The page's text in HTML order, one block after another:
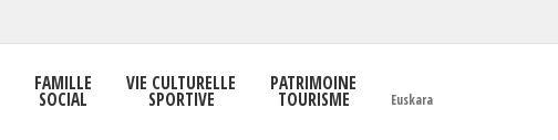
FAMILLE
SOCIAL
VIE CULTURELLE
SPORTIVE
PATRIMOINE
TOURISME Euskara